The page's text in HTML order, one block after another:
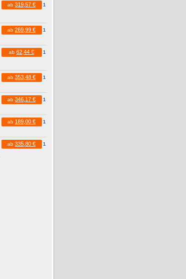
ab 319,57 € 1
ab 269,99 € 1
ab 62,44 € 1
ab 353,48 € 1
ab 346,17 € 1
ab 189,00 € 1
ab 335,80 € 1